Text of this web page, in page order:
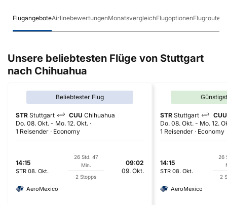
FlugangeboteAirlinebewertungenMonatsvergleichFlugoptionenFlugrouten
Unsere beliebtesten Flüge von Stuttgart
nach Chihuahua
Beliebtester Flug
STR Stuttgart CUU Chihuahua
Do. 08. Okt. - Mo. 12. Okt.
1 Reisender
Economy
14:15
STR 08. Okt.
26 Std. 47
Min.
2 Stopps
09:02
09. Okt.
AeroMexico
STR Stuttgart
CUU
Do. 08. Okt. - Mo. 12.
1 Reisender
Economy
14:15
STR 08. Okt.
26
2
AeroMexico